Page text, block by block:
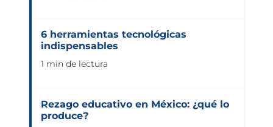
6 herramientas tecnológicas
indispensables
1 min de lectura
Rezago educativo en México: ¿qué lo
produce?